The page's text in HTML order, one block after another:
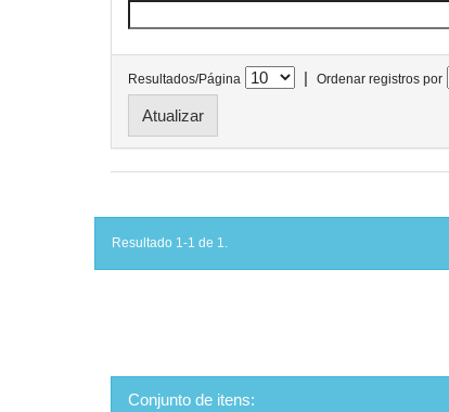
Resultados/Página | Ordenar registros por
Resultado 1-1 de 1.
Conjunto de itens: